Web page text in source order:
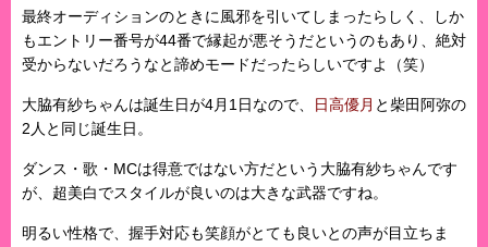
最終オーディションのときに風邪を引いてしまったらしく、しか
もエントリー番号が44番で縁起が悪そうだというのもあり、絶対
受からないだろうなと諦めモードだったらしいですよ（笑）
大脇有紗ちゃんは誕生日が4月1日なので、 日高優月 と柴田阿弥の
2人と同じ誕生日。
ダンス・歌・MCは得意ではない方だという大脇有紗ちゃんです
が、超美白でスタイルが良いのは大きな武器ですね。
明るい性格で、握手対応も笑顔がとても良いとの声が目立ちま